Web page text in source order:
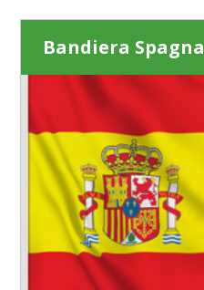
Bandiera Spagna